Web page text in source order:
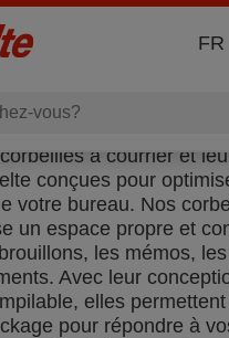
FR
à courrier et
conçues pour
votre bureau. Nos
un espace propre et
les mémos,
Avec leur
elles
pour répondre à